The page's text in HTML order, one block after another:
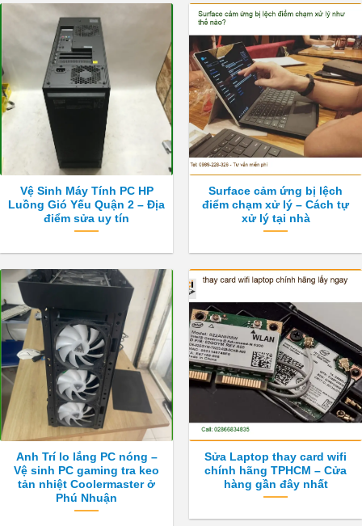
Vệ Sinh Máy Tính PC HP
Luồng Gió Yếu Quận 2 – Địa
điểm sửa uy tín
Surface cảm ứng bị lệch
điểm chạm xử lý – Cách tự
xử lý tại nhà
Anh Trí lo lắng PC nóng –
Vệ sinh PC gaming tra keo
tản nhiệt Coolermaster ở
Phú Nhuận
Sửa Laptop thay card wifi
chính hãng TPHCM – Cửa
hàng gần đây nhất